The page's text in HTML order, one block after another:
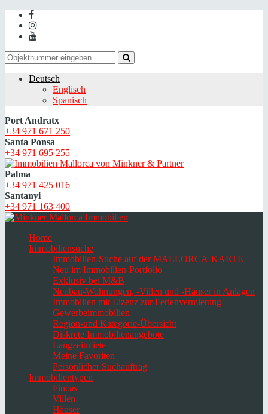
Deutsch
Englisch
Spanisch
Port Andratx
+34 971 671 250
Santa Ponsa
+34 971 695 255
Palma
+34 971 425 016
Santanyi
+34 971 163 400
Home
Immobiliensuche
Immobilien-Suche auf der MALLORCA-KARTE
Neu im Immobilien-Portfolio
Exklusiv bei M&B
Neubau-Wohnungen, -Villen und -Häuser in Anlagen
Immobilien mit Lizenz zur Ferienvermietung
Gewerbeimmobilien
Region-und Kategorie-Übersicht
Diskrete Immobilienangebote
Langzeitmiete
Meine Favoriten
Persönlicher Suchauftrag
Immobilientypen
Fincas
Villen
Häuser